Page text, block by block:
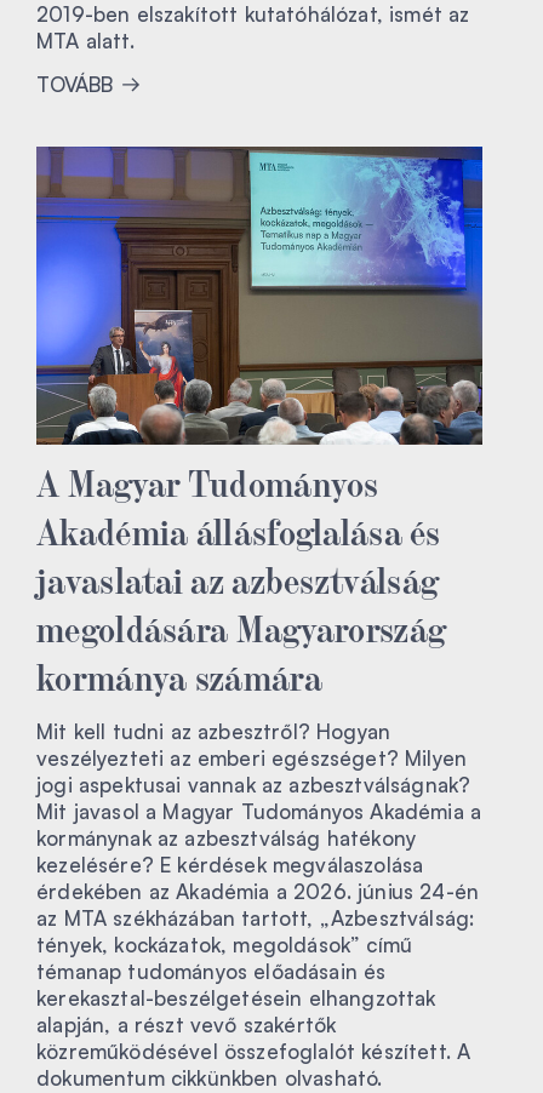
2019-ben elszakított kutatóhálózat, ismét az
MTA alatt.
TOVÁBB
A Magyar Tudományos
Akadémia állásfoglalása és
javaslatai az azbesztválság
megoldására Magyarország
kormánya számára
Mit kell tudni az azbesztről? Hogyan
veszélyezteti az emberi egészséget? Milyen
jogi aspektusai vannak az azbesztválságnak?
Mit javasol a Magyar Tudományos Akadémia a
kormánynak az azbesztválság hatékony
kezelésére? E kérdések megválaszolása
érdekében az Akadémia a 2026. június 24-én
az MTA székházában tartott, „Azbesztválság:
tények, kockázatok, megoldások” című
témanap tudományos előadásain és
kerekasztal-beszélgetésein elhangzottak
alapján, a részt vevő szakértők
közreműködésével összefoglalót készített. A
dokumentum cikkünkben olvasható.